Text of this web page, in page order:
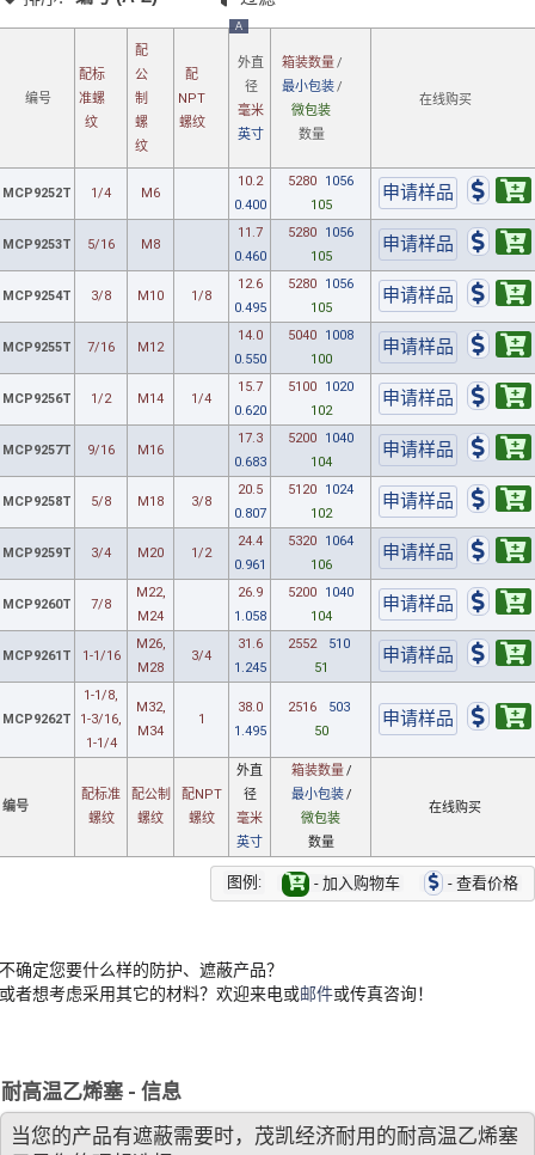
编号
配标
准螺
纹
配
公
制
螺
纹
配
NPT
螺纹
A
外直
径
毫米
英寸
箱装数量/
最小包装/
微包装
数量
在线购买
MCP9252T 1/4 M6
10.2
0.400
5280
1056
105
MCP9253T 5/16 M8
11.7
0.460
5280
1056
105
MCP9254T 3/8 M10 1/8
12.6
0.495
5280
1056
105
MCP9255T 7/16 M12
14.0
0.550
5040
1008
100
MCP9256T 1/2 M14 1/4
15.7
0.620
5100
1020
102
MCP9257T 9/16 M16
17.3
0.683
5200
1040
104
MCP9258T 5/8 M18 3/8
20.5
0.807
5120
1024
102
MCP9259T 3/4 M20 1/2
24.4
0.961
5320
1064
106
MCP9260T 7/8
M22,
M24
26.9
1.058
5200
1040
104
MCP9261T 1-1/16
M26,
M28
3/4
31.6
1.245
2552
510
51
MCP9262T
1-1/8,
1-3/16,
1-1/4
M32,
M34
1
38.0
1.495
2516
503
50
编号
配标准
螺纹
配公制
螺纹
配NPT
螺纹
外直
径
毫米
英寸
箱装数量/
最小包装/
微包装
数量
在线购买
图例: - 加入购物车 - 查看价格
不确定您要什么样的防护、遮蔽产品？
或者想考虑采用其它的材料？欢迎来电或邮件或传真咨询！
耐高温乙烯塞 - 信息
当您的产品有遮蔽需要时，茂凯经济耐用的耐高温乙烯塞